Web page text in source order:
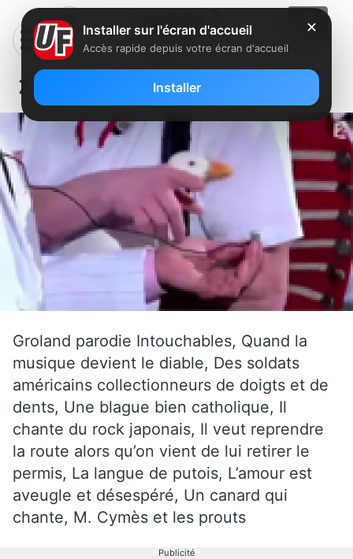
Zapping : Un canard qui chante
Groland parodie Intouchables, Quand la
musique devient le diable, Des soldats
américains collectionneurs de doigts et de
dents, Une blague bien catholique, Il
chante du rock japonais, Il veut reprendre
la route alors qu’on vient de lui retirer le
permis, La langue de putois, L’amour est
aveugle et désespéré, Un canard qui
chante, M. Cymès et les prouts
Publicité
✕
Installer sur l'écran d'accueil
Accès rapide depuis votre écran d'accueil
Installer